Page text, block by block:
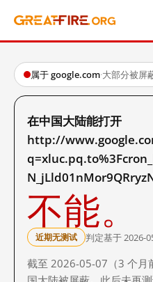
属于 google.com·大部分被屏
在中国大陆能打开
http://
不能。
近期无测试 判定基于 2026-
截至 2026-05-07（3 个月